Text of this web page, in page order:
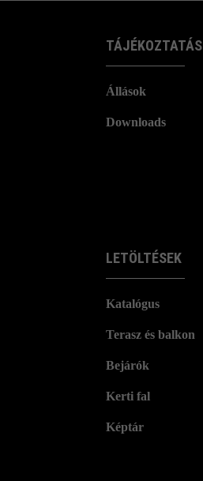
TÁJÉKOZTATÁS
Állások
Downloads
LETÖLTÉSEK
Katalógus
Terasz és balkon
Bejárók
Kerti fal
Képtár